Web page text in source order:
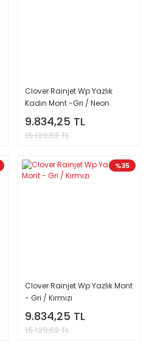
Clover Rainjet Wp Yazlık
Kadın Mont -Gri / Neon
9.834,25 TL
15.129,62 TL
%35
Clover Rainjet Wp Yazlık Mont
- Gri / Kırmızı
9.834,25 TL
15.129,62 TL